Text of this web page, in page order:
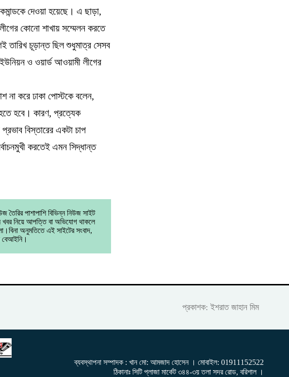
দেওয়া হয়েছে। এ ছাড়া,
কোনো শাখায় সম্মেলন করতে
তারিখ চূড়ান্ত ছিল শুধুমাত্র সেসব
ইউনিয়ন ও ওয়ার্ড আওয়ামী লীগের
না করে ঢাকা পোস্টকে বলেন,
হবে। কারণ, প্রত্যেক
বিস্তারের একটা চাপ
করতেই এমন সিদ্ধান্ত
তৈরির পাশাপাশি বিভিন্ন নিউজ সাইট
নিয়ে আপত্তি বা অভিযোগ থাকলে
অনুমতিতে এই সাইটের সংবাদ,
প্রকাশক: ইশরাত জাহান মিম
ব্যবস্থাপনা সম্পাদক : খান মো: আমজাদ হোসেন । মোবাইল: 01911152522
ঠিকানাঃ সিটি প্লাজা মার্কেট ৩৪৪-৩য় তলা সদর রোড, বরিশাল ।